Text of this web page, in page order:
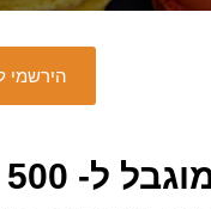
הירשמי
משתתפות: